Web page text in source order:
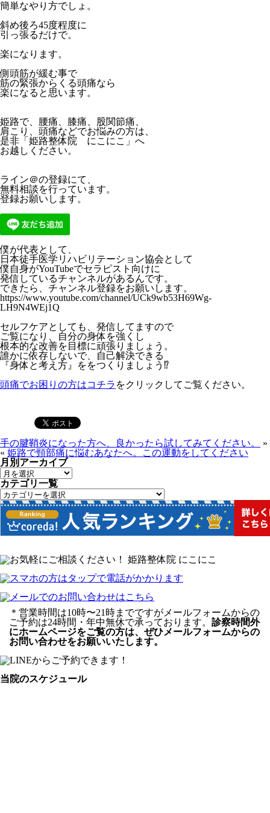
簡単なやり方でしょ。
斜め後ろ45度程度に
引っ張るだけで。
楽になります。
側頭筋が緩む事で
筋の緊張からくる頭痛なら
楽になると思います。
姫路で、腰痛、膝痛、股関節痛、
肩こり、頭痛などでお悩みの方は、
是非「姫路整体院 にこにこ」へ
お越しください。
ライン＠の登録にて、
無料相談を行っています。
登録お願いします。
僕が代表として、
日本徒手医学リハビリテーション協会として
僕自身がYouTubeでセラピスト向けに
発信しているチャンネルがあるんです。
できたら、チャンネル登録をお願いします。
https://www.youtube.com/channel/UCk9wb53H69Wg-
LH9N4WEj1Q
セルフケアとしても、発信してますので
ご覧になり、自分の身体を強くし
根本的な改善を目標に頑張りましょう。
誰かに依存しないで、自己解決できる
『身体と考え方』ををつくりましょう⁉
頭痛でお困りの方はコチラ をクリックしてご覧ください。
手の腱鞘炎になった方へ、良かったら試してみてください。
»
« 姫路で頸部痛に悩むあなたへ。この運動をしてください
月別アーカイブ
カテゴリ一覧
＊営業時間は10時〜21時までですがメールフォームからの
ご予約は24時間・年中無休で承っております。 診察時間外
にホームページをご覧の方は、ぜひメールフォームからの
お問い合わせをお願いいたします。
当院のスケジュール